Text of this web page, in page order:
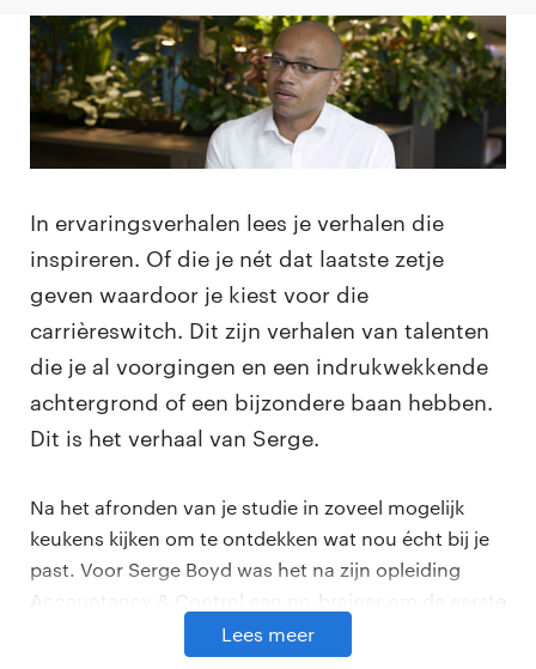
In ervaringsverhalen lees je verhalen die
inspireren. Of die je nét dat laatste zetje
geven waardoor je kiest voor die
carrièreswitch. Dit zijn verhalen van talenten
die je al voorgingen en een indrukwekkende
achtergrond of een bijzondere baan hebben.
Dit is het verhaal van Serge.
Na het afronden van je studie in zoveel mogelijk
keukens kijken om te ontdekken wat nou écht bij je
past. Voor Serge Boyd was het na zijn opleiding
Accountancy & Control een no-brainer om de eerste
stappen van zijn carrière op die manier in te richten.
Hij koos voor het pad van Yacht, nu bekend als
Lees meer